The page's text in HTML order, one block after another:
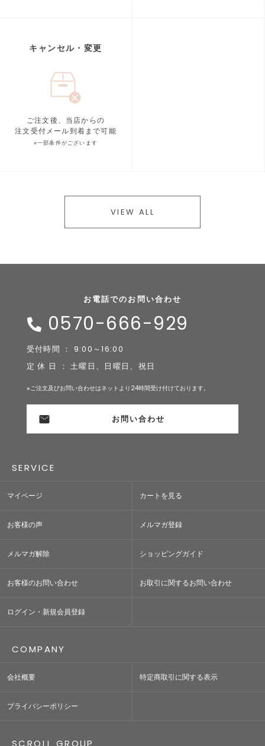
キャンセル・変更
ご注文後、当店からの
注文受付メール到着まで可能
※一部条件がございます
VIEW ALL
お電話でのお問い合わせ
0570-666-929
受付時間 ： 9:00～16:00
定 休 日 ： 土曜日、日曜日、祝日
※ご注文及びお問い合わせはネットより24時間受け付けております。
お問い合わせ
SERVICE
マイページ カートを見る
お客様の声 メルマガ登録
メルマガ解除 ショッピングガイド
お客様のお問い合わせ お取引に関するお問い合わせ
ログイン・新規会員登録
COMPANY
会社概要 特定商取引に関する表示
プライバシーポリシー